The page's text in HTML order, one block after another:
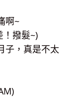
啊~
！撥髮~)
子，真是不太